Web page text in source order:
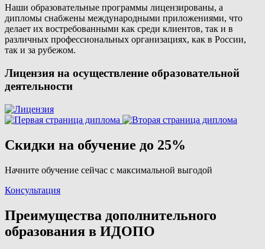
Наши образовательные программы лицензированы, а
дипломы снабжены международными приложениями, что
делает их востребованными как среди клиентов, так и в
различных профессиональных организациях, как в России,
так и за рубежом.
Лицензия на осуществление образовательной
деятельности
Скидки на обучение до 25%
Начните обучение сейчас с максимальной выгодой
Консультация
Преимущества дополнительного
образования в ИДОПО